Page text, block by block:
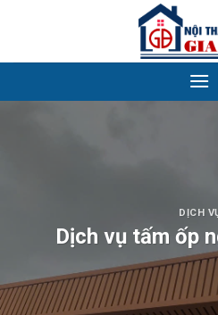
DỊCH
Dịch vụ tấm ốp